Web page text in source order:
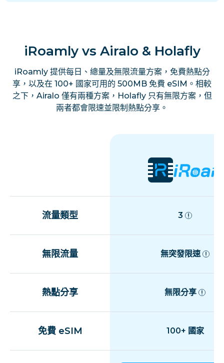
iRoamly vs Airalo & Holafly
iRoamly 提供每日、總量及無限流量方案，免費熱點分
享，以及在 100+ 國家可用的 500MB 免費 eSIM。相較
之下，Airalo 僅有兩種方案，Holafly 只有無限方案，但
兩者都會限速並限制熱點分享。
流量類型 3
無限流量 無突發限速
熱點分享 無限分享
免費 eSIM 100+ 國家